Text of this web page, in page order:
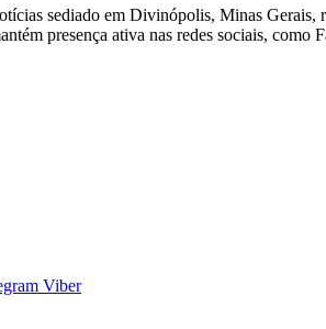
sediado em Divinópolis, Minas Gerais,
presença ativa nas redes sociais, como
Viber